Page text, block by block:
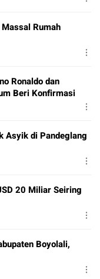
Rumah
Ronaldo dan
Beri Konfirmasi
Asyik di Pandeglang
20 Miliar Seiring
Boyolali,